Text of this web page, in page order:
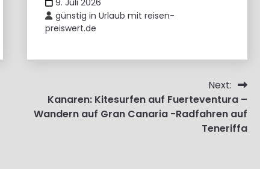
9. Juli 2026
günstig in Urlaub mit reisen-
preiswert.de
Next:
Kanaren: Kitesurfen auf Fuerteventura –
Wandern auf Gran Canaria -Radfahren auf
Teneriffa